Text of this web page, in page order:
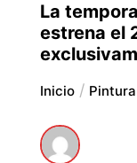
La
estrena el
Inicio Pintura